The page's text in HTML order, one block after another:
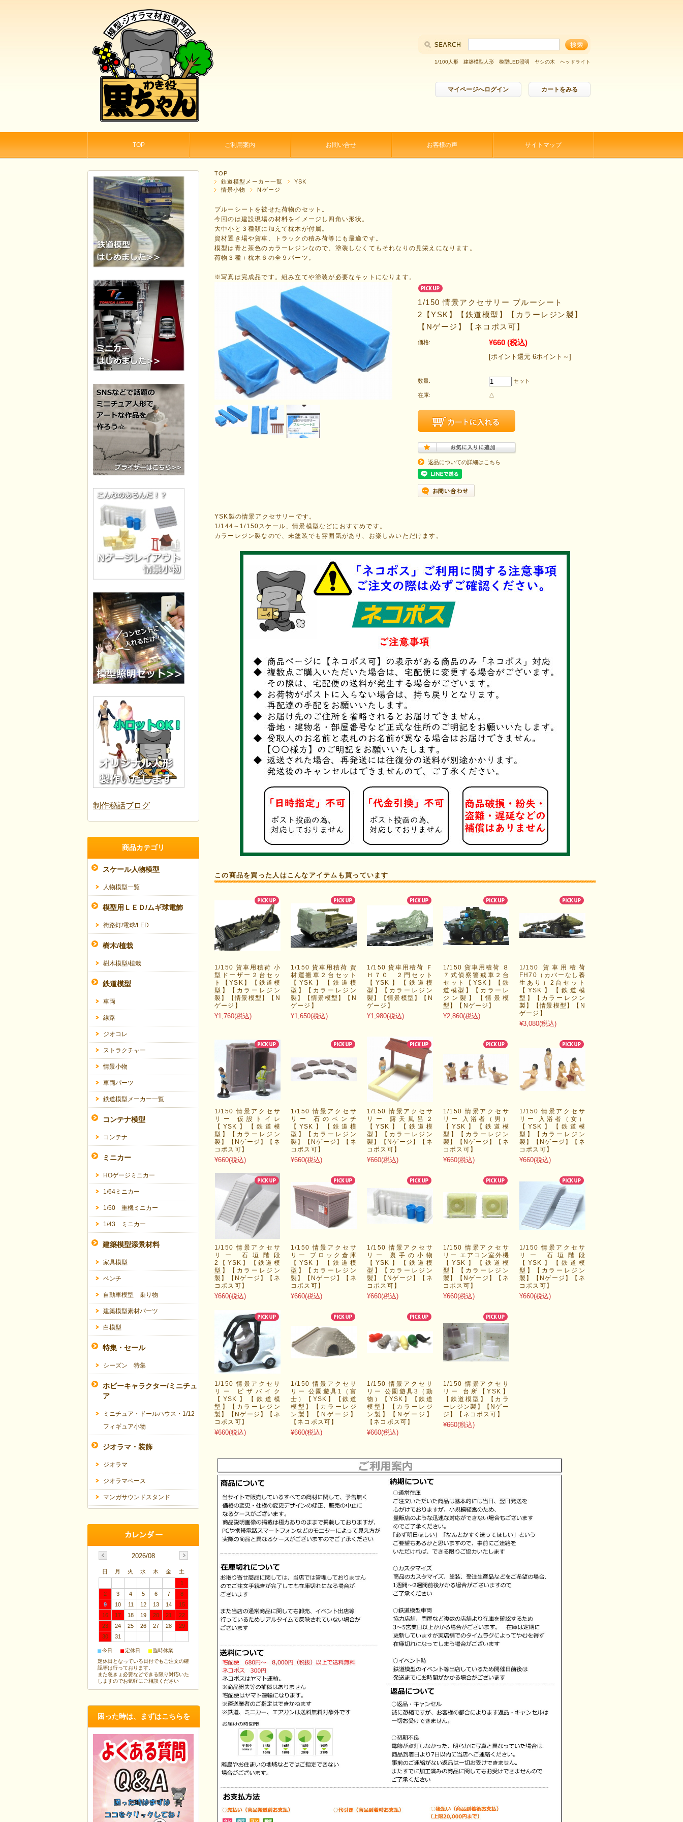
1/100人形 建築模型人形 模型LED照明 ヤシの木 ヘッドライト
マイページへログイン カートをみる
TOP ご利用案内 お問い合せ お客様の声 サイトマップ
TOP
鉄道模型メーカー一覧
YSK
情景小物
Nゲージ
ブルーシートを被せた荷物のセット。
今回のは建設現場の材料をイメージし四角い形状。
大中小と３種類に加えて枕木が付属。
資材置き場や貨車、トラックの積み荷等にも最適です。
模型は青と茶色のカラーレジンなので、塗装しなくてもそれなりの見栄えになります。
荷物３種＋枕木６の全９パーツ。
※写真は完成品です。組み立てや塗装が必要なキットになります。
1/150 情景アクセサリー ブルーシート
2【YSK】【鉄道模型】【カラーレジン製】
【Nゲージ】【ネコポス可】
価格: ¥660 (税込)
[ポイント還元 6ポイント～]
数量: セット
在庫: △
返品についての詳細はこちら
YSK製の情景アクセサリーです。
1/144～1/150スケール、情景模型などにおすすめです。
カラーレジン製なので、未塗装でも雰囲気があり、お楽しみいただけます。
この商品を買った人はこんなアイテムも買っています
1/150 貨車用積荷 小
型ドーザー２台セッ
ト【YSK】【鉄道模
型】【カラーレジン
製】【情景模型】【N
ゲージ】
¥1,760(税込)
1/150 貨車用積荷 資
材運搬車２台セット
【YSK】【鉄道模
型】【カラーレジン
製】【情景模型】【N
ゲージ】
¥1,650(税込)
1/150 貨車用積荷 Ｆ
Ｈ７０ ２門セット
【YSK】【鉄道模
型】【カラーレジン
製】【情景模型】【N
ゲージ】
¥1,980(税込)
1/150 貨車用積荷 ８
７式偵察警戒車２台
セット【YSK】【鉄
道模型】【カラーレ
ジン製】【情景模
型】【Nゲージ】
¥2,860(税込)
1/150 貨車用積荷
FH70（カバーなし養
生あり）2台セット
【YSK】【鉄道模
型】【カラーレジン
製】【情景模型】【N
ゲージ】
¥3,080(税込)
1/150 情景アクセサ
リー 仮設トイレ
【YSK】【鉄道模
型】【カラーレジン
製】【Nゲージ】【ネ
コポス可】
¥660(税込)
1/150 情景アクセサ
リー 石のベンチ
【YSK】【鉄道模
型】【カラーレジン
製】【Nゲージ】【ネ
コポス可】
¥660(税込)
1/150 情景アクセサ
リー 露天風呂２
【YSK】【鉄道模
型】【カラーレジン
製】【Nゲージ】【ネ
コポス可】
¥660(税込)
1/150 情景アクセサ
リー 入浴者（男）
【YSK】【鉄道模
型】【カラーレジン
製】【Nゲージ】【ネ
コポス可】
¥660(税込)
1/150 情景アクセサ
リー 入浴者（女）
【YSK】【鉄道模
型】【カラーレジン
製】【Nゲージ】【ネ
コポス可】
¥660(税込)
1/150 情景アクセサ
リー 石垣階段
2【YSK】【鉄道模
型】【カラーレジン
製】【Nゲージ】【ネ
コポス可】
¥660(税込)
1/150 情景アクセサ
リー ブロック倉庫
【YSK】【鉄道模
型】【カラーレジン
製】【Nゲージ】【ネ
コポス可】
¥660(税込)
1/150 情景アクセサ
リー 裏手の小物
【YSK】【鉄道模
型】【カラーレジン
製】【Nゲージ】【ネ
コポス可】
¥660(税込)
1/150 情景アクセサ
リー エアコン室外機
【YSK】【鉄道模
型】【カラーレジン
製】【Nゲージ】【ネ
コポス可】
¥660(税込)
1/150 情景アクセサ
リー 石垣階段
【YSK】【鉄道模
型】【カラーレジン
製】【Nゲージ】【ネ
コポス可】
¥660(税込)
1/150 情景アクセサ
リー ピザバイク
【YSK】【鉄道模
型】【カラーレジン
製】【Nゲージ】【ネ
コポス可】
¥660(税込)
1/150 情景アクセサ
リー 公園遊具1（富
士）【YSK】【鉄道
模型】【カラーレジ
ン製】【Nゲージ】
【ネコポス可】
¥660(税込)
1/150 情景アクセサ
リー 公園遊具3（動
物）【YSK】【鉄道
模型】【カラーレジ
ン製】【Nゲージ】
【ネコポス可】
¥660(税込)
1/150 情景アクセサ
リー 台所【YSK】
【鉄道模型】【カラ
ーレジン製】【Nゲー
ジ】【ネコポス可】
¥660(税込)
制作秘話ブログ
商品カテゴリ
スケール人物模型
人物模型一覧
模型用ＬＥＤ/ムギ球電飾
街路灯/電球/LED
樹木/植栽
樹木模型/植栽
鉄道模型
車両
線路
ジオコレ
ストラクチャー
情景小物
車両パーツ
鉄道模型メーカー一覧
コンテナ模型
コンテナ
ミニカー
HOゲージミニカー
1/64ミニカー
1/50 重機ミニカー
1/43 ミニカー
建築模型添景材料
家具模型
ベンチ
自動車模型 乗り物
建築模型素材パーツ
白模型
特集・セール
シーズン 特集
ホビーキャラクター/ミニチュ
ア
ミニチュア・ドールハウス・1/12
フィギュア小物
ジオラマ・装飾
ジオラマ
ジオラマベース
マンガサウンドスタンド
2026/08
日 月 火 水 木 金
土
1
2
3 4 5 6 7
8
9
10 11 12 13 14
15
16
17 18 19 20 21
22
23
24 25 26 27 28
29
30
31
■今日 ■定休日 ■臨時休業
定休日となっている日付でもご注文の確
認等は行っております。
また急きょ必要などできる限り対応いた
しますのでお気軽にご相談ください
困った時は、まずはこちらを